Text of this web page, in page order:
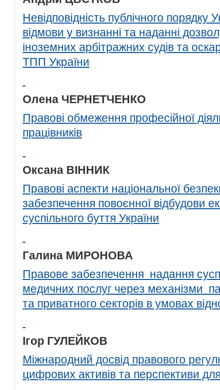
Невідповідність публічного порядку
відмови у визнанні та наданні
іноземних арбітражних судів та
ТПП України
Олена ЧЕРНЕТЧЕНКО
Правові обмеження професійної
працівників
Оксана ВІННИК
Правові аспекти національної
забезпечення повоєнної відбудови
суспільного буття України
Галина МИРОНОВА
Правове забезпечення надання
медичних послуг через механізми
та приватного секторів в умовах
Ігор ГУЛЕЙКОВ
Міжнародний досвід правового
цифрових активів та перспективи